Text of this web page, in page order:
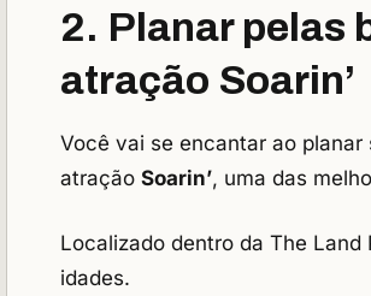
2. Planar pelas
atração Soarin’
Você vai se encantar ao
atração Soarin’, uma das
Localizado dentro da The
idades.